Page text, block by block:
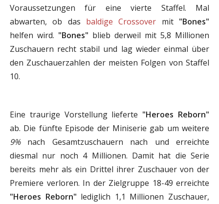
Voraussetzungen für eine vierte Staffel. Mal
abwarten, ob das baldige Crossover mit "Bones"
helfen wird. "Bones" blieb derweil mit 5,8 Millionen
Zuschauern recht stabil und lag wieder einmal über
den Zuschauerzahlen der meisten Folgen von Staffel
10.
Eine traurige Vorstellung lieferte "Heroes Reborn"
ab. Die fünfte Episode der Miniserie gab um weitere
9%nach Gesamtzuschauern nach und erreichte
diesmal nur noch 4 Millionen. Damit hat die Serie
bereits mehr als ein Drittel ihrer Zuschauer von der
Premiere verloren. In der Zielgruppe 18-49 erreichte
"Heroes Reborn" lediglich 1,1 Millionen Zuschauer,